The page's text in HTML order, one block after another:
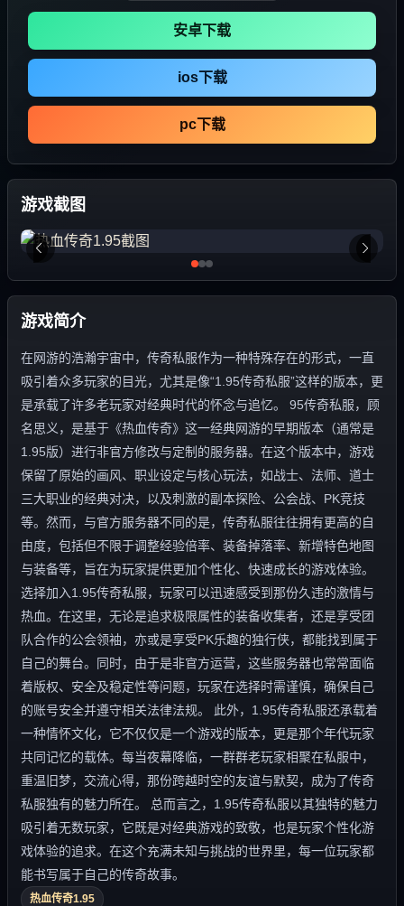
安卓下载
ios下载
pc下载
游戏截图
游戏简介
在网游的浩瀚宇宙中，传奇私服作为一种特殊存在的形式，一直
吸引着众多玩家的目光，尤其是像“1.95传奇私服”这样的版本，更
是承载了许多老玩家对经典时代的怀念与追忆。 95传奇私服，顾
名思义，是基于《热血传奇》这一经典网游的早期版本（通常是
1.95版）进行非官方修改与定制的服务器。在这个版本中，游戏
保留了原始的画风、职业设定与核心玩法，如战士、法师、道士
三大职业的经典对决，以及刺激的副本探险、公会战、PK竞技
等。然而，与官方服务器不同的是，传奇私服往往拥有更高的自
由度，包括但不限于调整经验倍率、装备掉落率、新增特色地图
与装备等，旨在为玩家提供更加个性化、快速成长的游戏体验。
选择加入1.95传奇私服，玩家可以迅速感受到那份久违的激情与
热血。在这里，无论是追求极限属性的装备收集者，还是享受团
队合作的公会领袖，亦或是享受PK乐趣的独行侠，都能找到属于
自己的舞台。同时，由于是非官方运营，这些服务器也常常面临
着版权、安全及稳定性等问题，玩家在选择时需谨慎，确保自己
的账号安全并遵守相关法律法规。 此外，1.95传奇私服还承载着
一种情怀文化，它不仅仅是一个游戏的版本，更是那个年代玩家
共同记忆的载体。每当夜幕降临，一群群老玩家相聚在私服中，
重温旧梦，交流心得，那份跨越时空的友谊与默契，成为了传奇
私服独有的魅力所在。 总而言之，1.95传奇私服以其独特的魅力
吸引着无数玩家，它既是对经典游戏的致敬，也是玩家个性化游
戏体验的追求。在这个充满未知与挑战的世界里，每一位玩家都
能书写属于自己的传奇故事。
热血传奇1.95